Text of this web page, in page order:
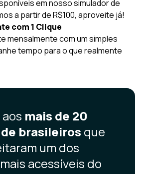
em nosso simulador de
a partir de R$100, aproveite já!
com 1 Clique
mensalmente com um simples
tempo para o que realmente
mais de 20
brasileiros que
um dos
acessíveis do